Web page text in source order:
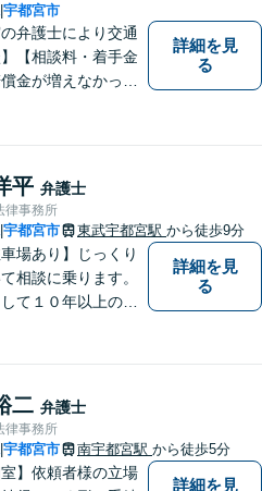
|宇都宮市
の弁護士により交通
【相談料・着手金
金が増えなかった
力になりたいとい
から，交通事故問
に取り組んでいま
にお問い合わせく
詳細を見
る
平 弁護士
律事務所
|宇都宮市 東武宇都宮駅 から徒歩9分
車場あり】じっくり
相談に乗ります。
て１０年以上の経
詳細を見
る
二 弁護士
律事務所
|宇都宮市 南宇都宮駅 から徒歩5分
室】依頼者様の立場
詳細を見